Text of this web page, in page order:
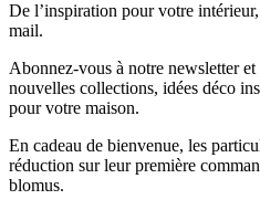
De l’inspiration pour votre
mail.
Abonnez-vous à notre newsletter
nouvelles collections, idées déco
pour votre maison.
En cadeau de bienvenue, les
réduction sur leur première
blomus.